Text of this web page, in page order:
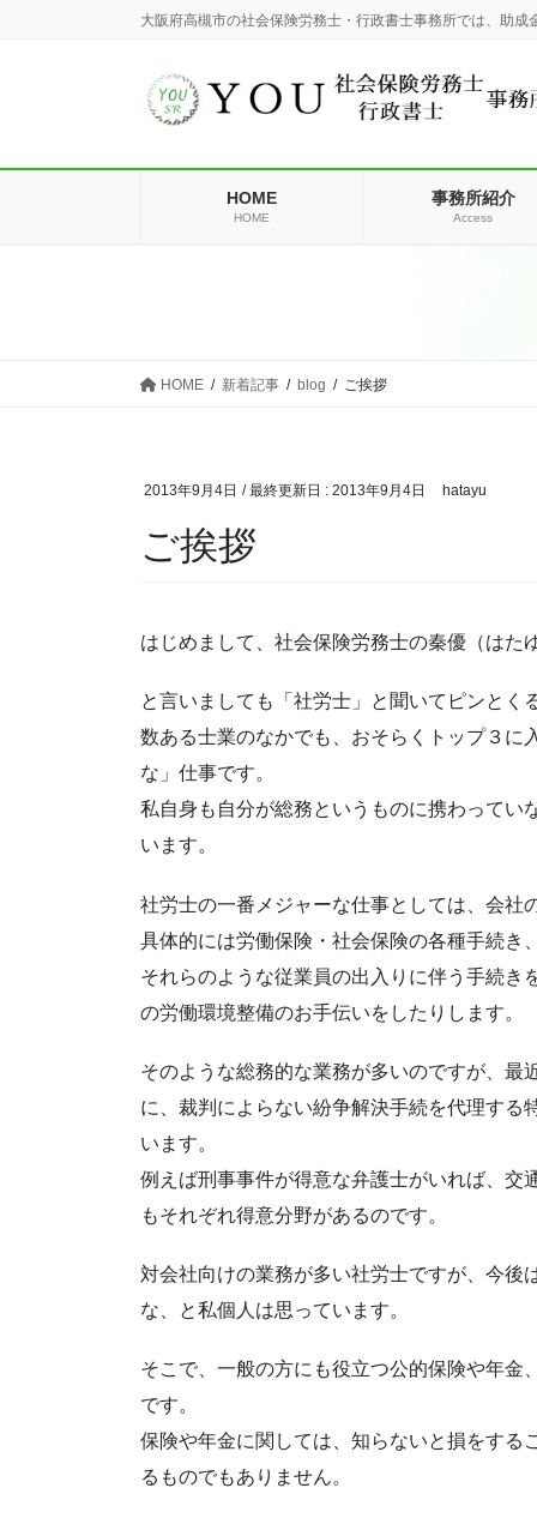
大阪府高槻市の社会保険労務士・行政書士事務所では、助
HOME
HOME
事務所紹介
Access
HOME 新着記事 blog ご挨拶
2013年9月4日 / 最終更新日 : 2013年9月4日 hatayu
ご挨拶
はじめまして、社会保険労務士の秦優（はた
と言いましても「社労士」と聞いてピンとく
数ある士業のなかでも、おそらくトップ３に
な」仕事です。
私自身も自分が総務というものに携わってい
います。
社労士の一番メジャーな仕事としては、会社
具体的には労働保険・社会保険の各種手続き
それらのような従業員の出入りに伴う手続き
の労働環境整備のお手伝いをしたりします。
そのような総務的な業務が多いのですが、最
に、裁判によらない紛争解決手続を代理する
います。
例えば刑事事件が得意な弁護士がいれば、交
もそれぞれ得意分野があるのです。
対会社向けの業務が多い社労士ですが、今後
な、と私個人は思っています。
そこで、一般の方にも役立つ公的保険や年金
です。
保険や年金に関しては、知らないと損をする
るものでもありません。